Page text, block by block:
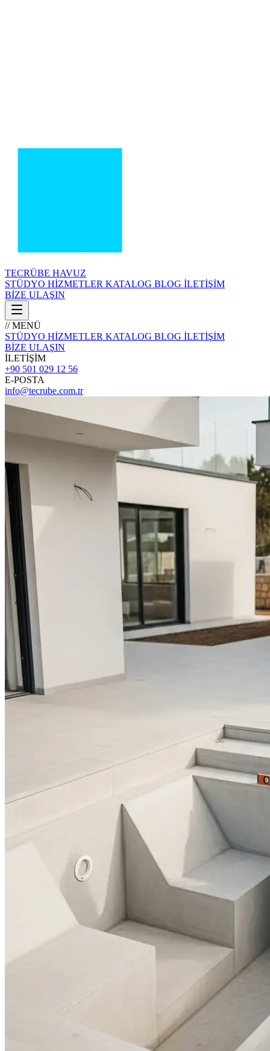
TECRÜBE HAVUZ
STÜDYO HİZMETLER KATALOG BLOG İLETİŞİM
BİZE ULAŞIN
// MENÜ
STÜDYO HİZMETLER KATALOG BLOG İLETİŞİM
BİZE ULAŞIN
İLETİŞİM
+90 501 029 12 56
E-POSTA
info@tecrube.com.tr